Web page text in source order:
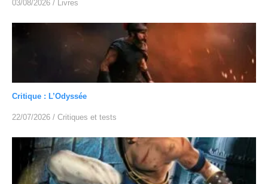
03/08/2026 / Livres
Critique : L’Odyssée
22/07/2026 / Critiques et tests